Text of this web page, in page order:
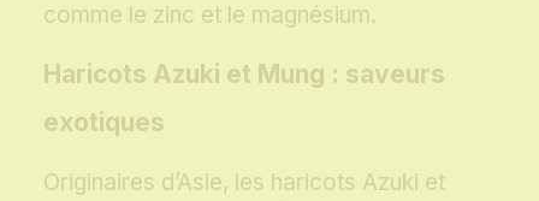
comme le zinc et le magnésium.
Haricots Azuki et Mung : saveurs
exotiques
Originaires d’Asie, les haricots Azuki et